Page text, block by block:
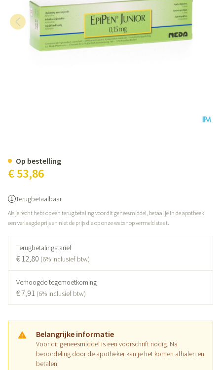
€ 53,86
Terugbetaalbaar
Als je recht hebt op een terugbetaling voor dit geneesmiddel, betaal je in de apotheek
een verlaagde prijs en niet de prijs die op onze webshop vermeld staat.
Terugbetalingstarief
€ 12,80 (6% inclusief btw)
Verhoogde tegemoetkoming
€ 7,91 (6% inclusief btw)
Belangrijke informatie
Voor dit geneesmiddel is een voorschrift nodig. Na
beoordeling door de apotheker kan je het komen afhalen en
betalen.
Op bestelling